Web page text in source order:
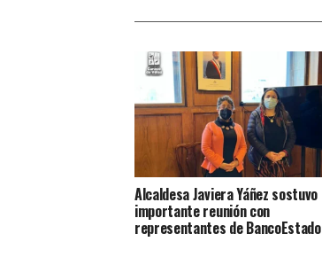
Alcaldesa Javiera Yáñez sostuvo
importante reunión con
representantes de BancoEstado